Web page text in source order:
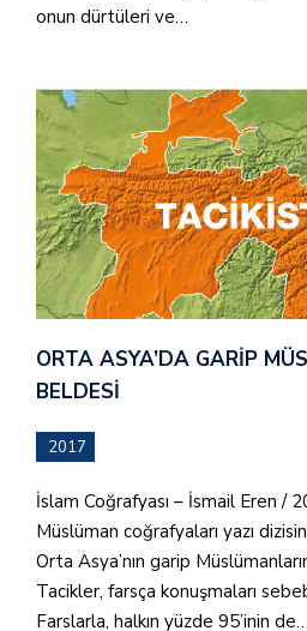
onun dürtüleri ve…
ORTA ASYA’DA GARIP
BELDESI
2017
İslam Coğrafyası – İsmail Eren /
Müslüman coğrafyaları yazı
Orta Asya’nın garip
Tacikler, farsça konuşmaları
Farslarla, halkın yüzde 95’inin de…